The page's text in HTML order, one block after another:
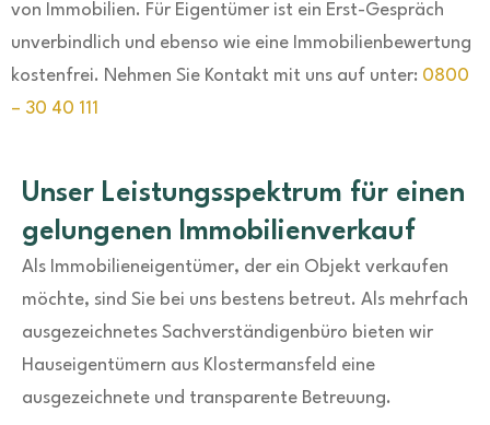
von Immobilien. Für Eigentümer ist ein Erst-Gespräch
unverbindlich und ebenso wie eine Immobilienbewertung
kostenfrei. Nehmen Sie Kontakt mit uns auf unter: 0800
– 30 40 111
Unser Leistungsspektrum für einen
gelungenen Immobilienverkauf
Als Immobilieneigentümer, der ein Objekt verkaufen
möchte, sind Sie bei uns bestens betreut. Als mehrfach
ausgezeichnetes Sachverständigenbüro bieten wir
Hauseigentümern aus Klostermansfeld eine
ausgezeichnete und transparente Betreuung.